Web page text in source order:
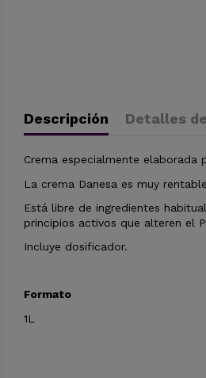
Descripción Detalles
Crema especialmente elaborada
La crema Danesa es muy
Está libre de ingredientes
principios activos que alteren el
Incluye dosificador.
Formato
1L